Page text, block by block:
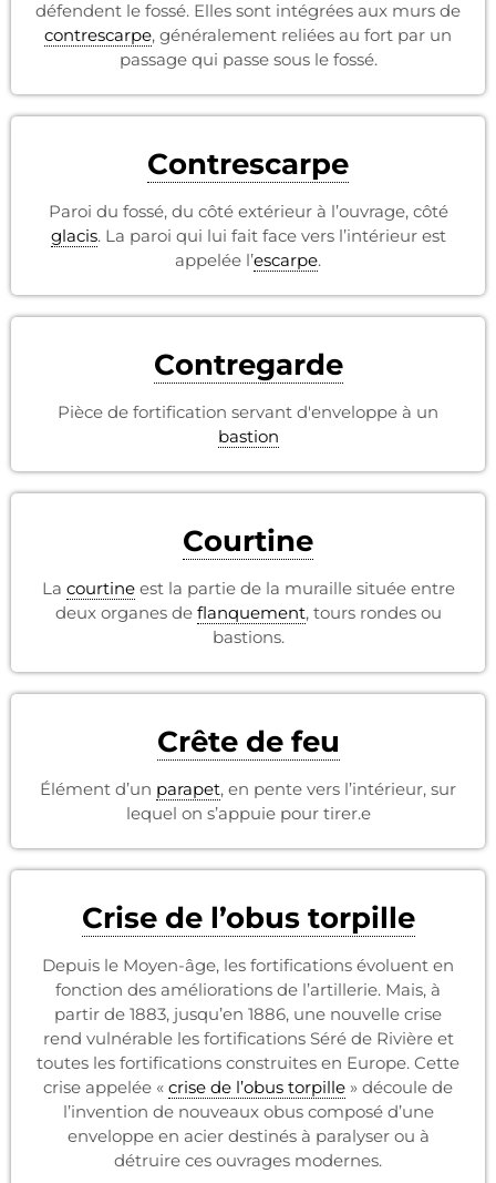
défendent le fossé. Elles sont intégrées aux murs de
contrescarpe, généralement reliées au fort par un
passage qui passe sous le fossé.
Contrescarpe
Paroi du fossé, du côté extérieur à l’ouvrage, côté
glacis. La paroi qui lui fait face vers l’intérieur est
appelée l’escarpe.
Contregarde
Pièce de fortification servant d'enveloppe à un
bastion
Courtine
La courtineest la partie de la muraille située entre
deux organes de flanquement, tours rondes ou
bastions.
Crête de feu
Élément d’un parapet, en pente vers l’intérieur, sur
lequel on s’appuie pour tirer.e
Crise de l’obus torpille
Depuis le Moyen-âge, les fortifications évoluent en
fonction des améliorations de l’artillerie. Mais, à
partir de 1883, jusqu’en 1886, une nouvelle crise
rend vulnérable les fortifications Séré de Rivière et
toutes les fortifications construites en Europe. Cette
crise appelée « crise de l’obus torpille » découle de
l’invention de nouveaux obus composé d’une
enveloppe en acier destinés à paralyser ou à
détruire ces ouvrages modernes.